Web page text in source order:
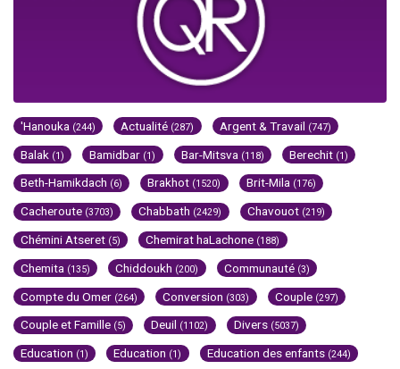
'Hanouka (244) Actualité (287) Argent & Travail (747)
Balak (1) Bamidbar (1) Bar-Mitsva (118) Berechit (1)
Beth-Hamikdach (6) Brakhot (1520) Brit-Mila (176)
Cacheroute (3703) Chabbath (2429) Chavouot (219)
Chémini Atseret (5) Chemirat haLachone (188)
Chemita (135) Chiddoukh (200) Communauté (3)
Compte du Omer (264) Conversion (303) Couple (297)
Couple et Famille (5) Deuil (1102) Divers (5037)
Education (1) Education (1) Education des enfants (244)